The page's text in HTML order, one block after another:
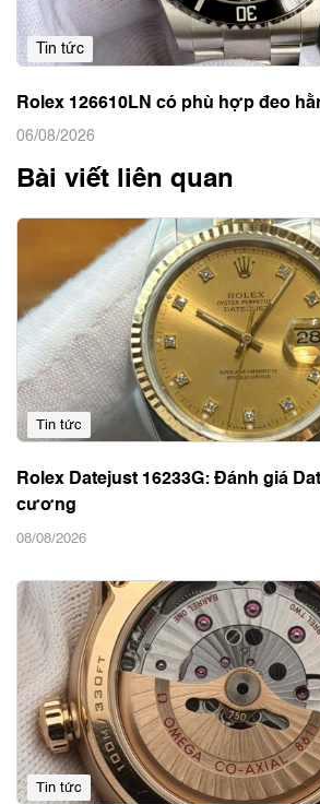
Rolex 126610LN có phù hợp đeo
06/08/2026
Bài viết liên quan
Tin tức
Rolex Datejust 16233G: Đánh giá
cương
08/08/2026